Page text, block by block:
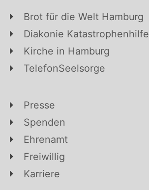
Brot für die Welt Hamburg
Diakonie Katastrophenhilfe
Kirche in Hamburg
TelefonSeelsorge
Presse
Spenden
Ehrenamt
Freiwillig
Karriere